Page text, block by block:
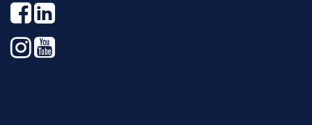
Facebook
LinkedIn
Instagram
YouTube